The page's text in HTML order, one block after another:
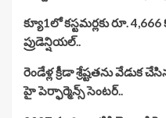
క్యూ1లో కస్టమర్లకు రూ.
ప్రుడెన్షియల్..
రెండేళ్ల క్రీడా శ్రేష్టతను
హై పెర్ఫార్మెన్స్ సెంటర్..